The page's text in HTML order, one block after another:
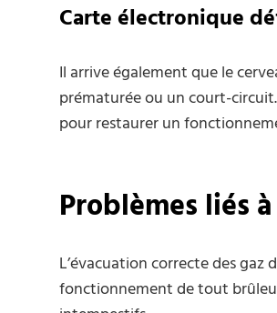
Carte électronique
Il arrive également que le
prématurée ou un court-
pour restaurer un
Problèmes liés
L’évacuation correcte des
fonctionnement de tout